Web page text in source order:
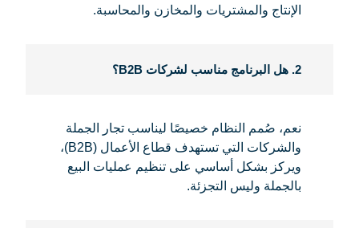
الإنتاج والمشتريات والمخازن والمحاسبة.
2. هل البرنامج مناسب لشركات B2B؟
نعم، صُمم النظام خصيصًا ليناسب تجار الجملة
والشركات التي تستهدف قطاع الأعمال (B2B)،
ويركز بشكل أساسي على تنظيم عمليات البيع
بالجملة وليس التجزئة.